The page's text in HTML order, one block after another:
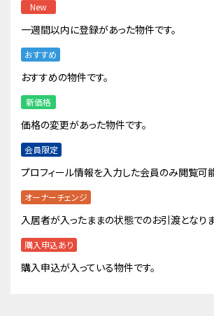
New
一週間以内に登録があった物件です。
おすすめ
おすすめの物件です。
新価格
価格の変更があった物件です。
会員限定
プロフィール情報を入力した会員のみ閲覧可
オーナーチェンジ
入居者が入ったままの状態でのお引渡となりま
購入申込あり
購入申込が入っている物件です。